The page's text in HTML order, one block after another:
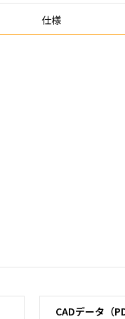
仕様
CADデータ（